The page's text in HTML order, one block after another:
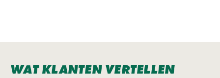
WAT KLANTEN VERTELLEN